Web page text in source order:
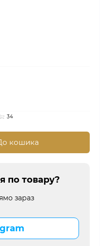
34
кошика
по товару?
зараз